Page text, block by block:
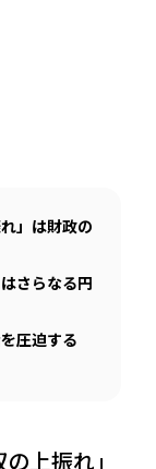
」は財政の
さらなる円
圧迫する
上振れ」